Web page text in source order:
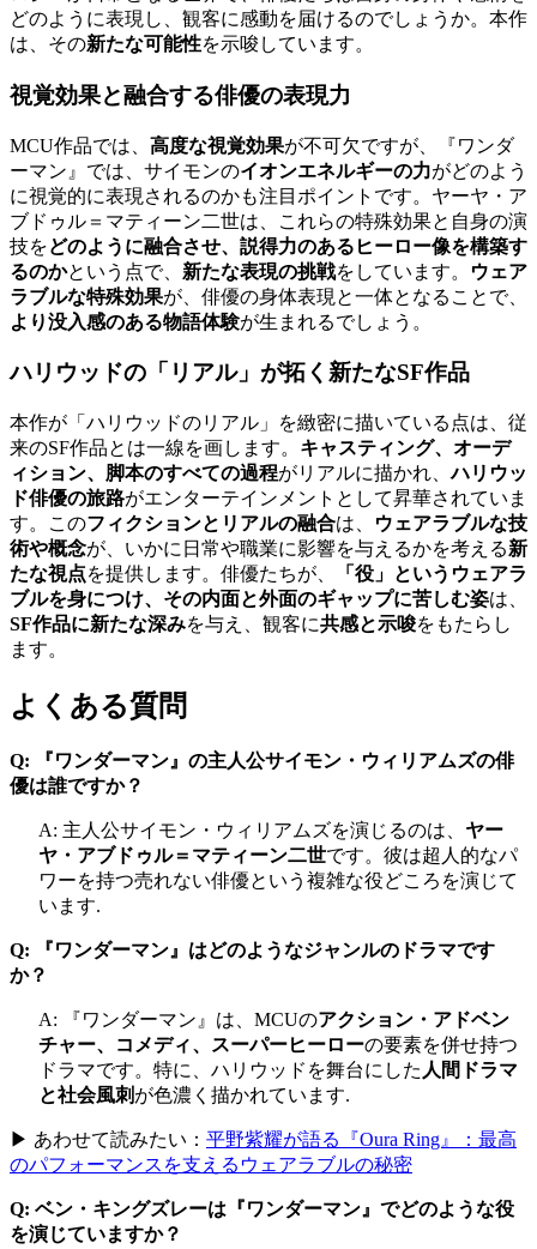
どのように表現し、観客に感動を届けるのでしょうか。本作
は、その新たな可能性を示唆しています。
視覚効果と融合する俳優の表現力
MCU作品では、 高度な視覚効果が不可欠ですが、『ワンダ
ーマン』では、サイモンのイオンエネルギーの力がどのよう
に視覚的に表現されるのかも注目ポイントです。ヤーヤ・ア
ブドゥル＝マティーン二世は、これらの特殊効果と自身の演
技をどのように融合させ、説得力のあるヒーロー像を構築す
るのかという点で、 新たな表現の挑戦をしています。
ウェア
ラブルな特殊効果が、俳優の身体表現と一体となることで、
より没入感のある物語体験が生まれるでしょう。
ハリウッドの「リアル」が拓く新たなSF作品
本作が「ハリウッドのリアル」を緻密に描いている点は、従
来のSF作品とは一線を画します。 キャスティング、オーデ
ィション、脚本のすべての過程がリアルに描かれ、ハリウッ
ド俳優の旅路がエンターテインメントとして昇華されていま
す。このフィクションとリアルの融合は、
ウェアラブルな技
術や概念が、いかに日常や職業に影響を与えるかを考える新
たな視点を提供します。俳優たちが、
「役」というウェアラ
ブルを身につけ、その内面と外面のギャップに苦しむ姿は、
SF作品に新たな深みを与え、観客に共感と示唆をもたらし
ます。
よくある質問
Q: 『ワンダーマン』の主人公サイモン・ウィリアムズの俳
優は誰ですか？
A: 主人公サイモン・ウィリアムズを演じるのは、 ヤー
ヤ・アブドゥル＝マティーン二世です。彼は超人的なパ
ワーを持つ売れない俳優という複雑な役どころを演じて
います.
Q: 『ワンダーマン』はどのようなジャンルのドラマです
か？
A: 『ワンダーマン』は、MCUのアクション・アドベン
チャー、コメディ、スーパーヒーローの要素を併せ持つ
ドラマです。特に、ハリウッドを舞台にした 人間ドラマ
と社会風刺 が色濃く描かれています.
▶ あわせて読みたい： 平野紫耀が語る『Oura Ring』：最高
のパフォーマンスを支えるウェアラブルの秘密
Q: ベン・キングズレーは『ワンダーマン』でどのような役
を演じていますか？